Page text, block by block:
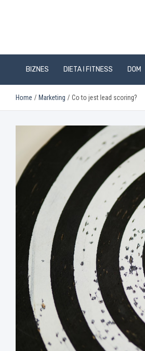
BIZNES DIETA I FITNESS DOM
Home Marketing Co to jest lead scoring?